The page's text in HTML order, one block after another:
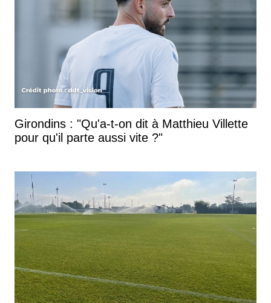
Girondins : "Qu'a-t-on dit à Matthieu Villette
pour qu'il parte aussi vite ?"